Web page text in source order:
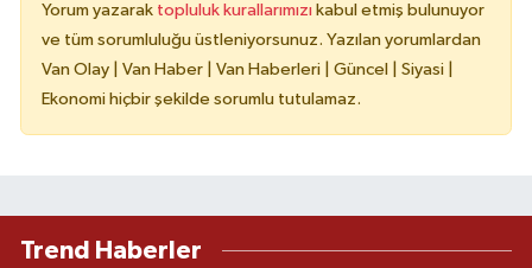
Yorum yazarak topluluk kurallarımızı kabul etmiş bulunuyor
ve tüm sorumluluğu üstleniyorsunuz. Yazılan yorumlardan
Van Olay | Van Haber | Van Haberleri | Güncel | Siyasi |
Ekonomi hiçbir şekilde sorumlu tutulamaz.
Trend Haberler